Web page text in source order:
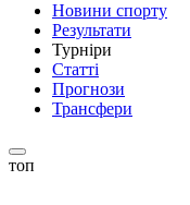
Новини спорту
Результати
Турніри
Статті
Прогнози
Трансфери
топ